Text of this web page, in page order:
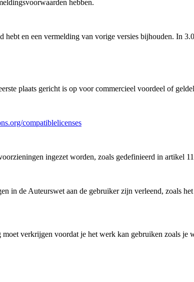
hebben.
en een vermelding van vorige versies bijhouden. In
plaats gericht is op voor commercieel voordeel of
compatiblelicenses
ingezet worden, zoals gedefinieerd in artikel
in de Auteurswet aan de gebruiker zijn verleend, zoals
verkrijgen voordat je het werk kan gebruiken zoals je